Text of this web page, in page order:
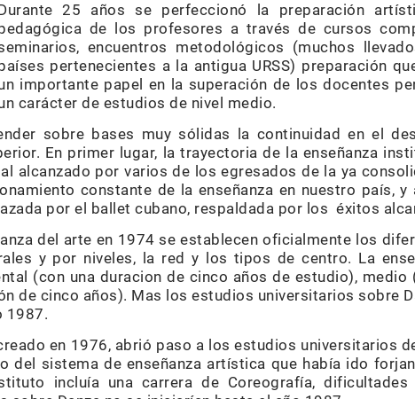
25 años se perfeccionó la preparación
de los profesores a través de cursos
encuentros metodológicos (muchos
pertenecientes a la antigua URSS) preparación
importante papel en la superación de los docentes
carácter de estudios de nivel medio.
sobre bases muy sólidas la continuidad en el
En primer lugar, la trayectoria de la enseñanza
alcanzado por varios de los egresados de la ya
constante de la enseñanza en nuestro país, y
por el ballet cubano, respaldada por los éxitos
del arte en 1974 se establecen oficialmente los
y por niveles, la red y los tipos de centro. La
(con una duracion de cinco años de estudio), medio
de cinco años). Mas los estudios universitarios sobre
1987.
en 1976, abrió paso a los estudios universitarios
del sistema de enseñanza artística que había ido
incluía una carrera de Coreografía, dificultades